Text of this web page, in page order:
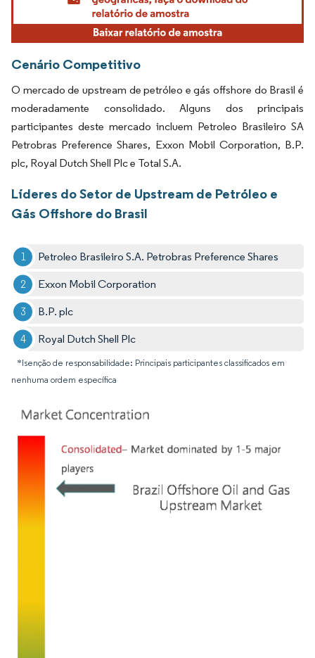
Cenário Competitivo
O mercado de upstream de petróleo e gás offshore do Brasil é
moderadamente consolidado. Alguns dos principais
participantes deste mercado incluem Petroleo Brasileiro SA
Petrobras Preference Shares, Exxon Mobil Corporation, B.P.
plc, Royal Dutch Shell Plc e Total S.A.
Líderes do Setor de Upstream de Petróleo e
Gás Offshore do Brasil
Petroleo Brasileiro S.A. Petrobras Preference Shares
Exxon Mobil Corporation
B.P. plc
Royal Dutch Shell Plc
*Isenção de responsabilidade: Principais participantes classificados em
nenhuma ordem específica